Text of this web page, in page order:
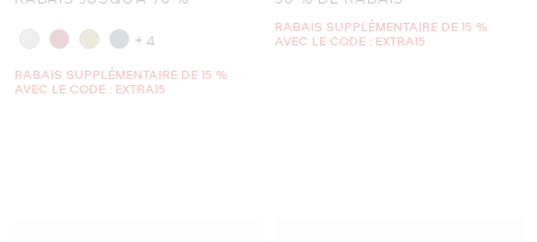
+4
RABAIS SUPPLÉMENTAIRE DE 15 %
AVEC LE CODE : EXTRA15
RABAIS SUPPLÉMENTAIRE DE 15 %
AVEC LE CODE : EXTRA15